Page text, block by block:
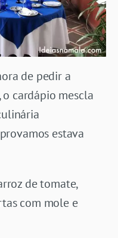
de pedir a
cardápio mescla
estava
de tomate,
com mole e